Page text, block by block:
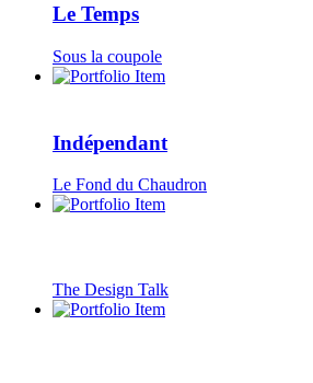
Le Temps
Sous la coupole
Indépendant
Le Fond du Chaudron
The Design Talk